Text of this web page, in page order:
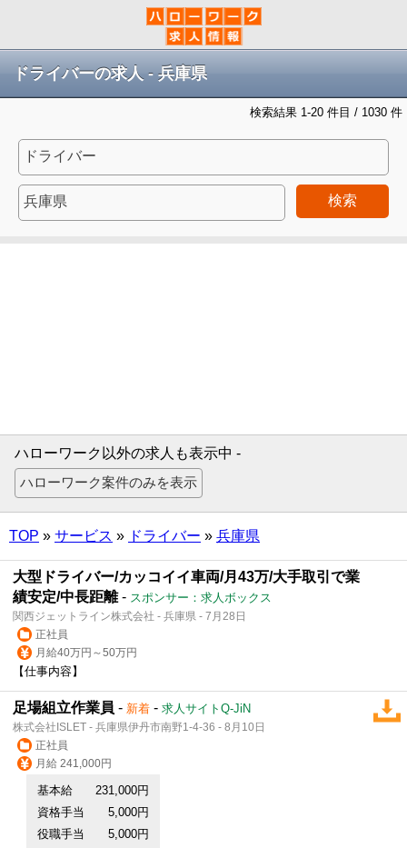
ドライバーの求人 - 兵庫県
検索結果 1-20 件目 / 1030 件
検索
ハローワーク以外の求人も表示中 -
TOP » サービス » ドライバー » 兵庫県
大型ドライバー/カッコイイ車両/月43万/大手取引で業
績安定/中長距離- スポンサー：求人ボックス
関西ジェットライン株式会社 - 兵庫県 - 7月28日
正社員
月給40万円～50万円
【仕事内容】
足場組立作業員 - 新着 - 求人サイトQ-JiN
株式会社ISLET - 兵庫県伊丹市南野1-4-36 - 8月10日
正社員
月給 241,000円
基本給
231,000円
資格手当
5,000円
役職手当
5,000円